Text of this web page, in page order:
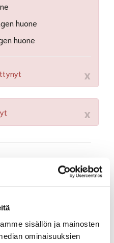
sisällön ja mainosten
ominaisuuksien
huone
huone
x
x